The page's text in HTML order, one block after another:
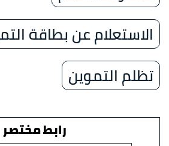
الاستعلام عن بطاقة
تظلم التموين
رابط مختصر